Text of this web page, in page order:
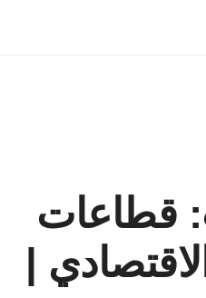
قطاعات
|